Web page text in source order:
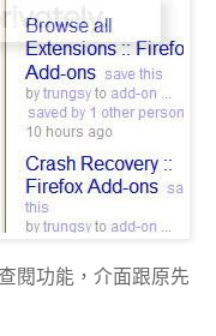
閱功能，介面跟原先